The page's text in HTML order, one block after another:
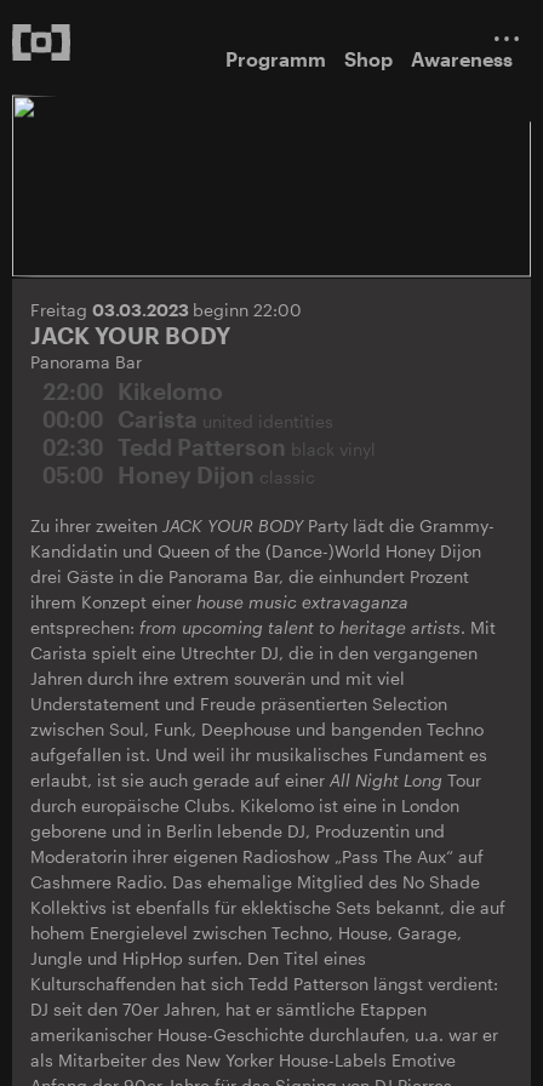
Programm Shop Awareness
Freitag 03.03.2023 beginn 22:00
JACK YOUR BODY
Panorama Bar
22:00
Kikelomo
00:00
Carista united identities
02:30 Tedd Patterson black vinyl
05:00 Honey Dijon classic
Zu ihrer zweiten JACK YOUR BODYParty lädt die Grammy-
Kandidatin und Queen of the (Dance-)World Honey Dijon
drei Gäste in die Panorama Bar, die einhundert Prozent
ihrem Konzept einer house music extravaganza
entsprechen: from upcoming talent to heritage artists. Mit
Carista spielt eine Utrechter DJ, die in den vergangenen
Jahren durch ihre extrem souverän und mit viel
Understatement und Freude präsentierten Selection
zwischen Soul, Funk, Deephouse und bangenden Techno
aufgefallen ist. Und weil ihr musikalisches Fundament es
erlaubt, ist sie auch gerade auf einer All Night Long Tour
durch europäische Clubs. Kikelomo ist eine in London
geborene und in Berlin lebende DJ, Produzentin und
Moderatorin ihrer eigenen Radioshow „Pass The Aux“ auf
Cashmere Radio. Das ehemalige Mitglied des No Shade
Kollektivs ist ebenfalls für eklektische Sets bekannt, die auf
hohem Energielevel zwischen Techno, House, Garage,
Jungle und HipHop surfen. Den Titel eines
Kulturschaffenden hat sich Tedd Patterson längst verdient:
DJ seit den 70er Jahren, hat er sämtliche Etappen
amerikanischer House-Geschichte durchlaufen, u.a. war er
als Mitarbeiter des New Yorker House-Labels Emotive